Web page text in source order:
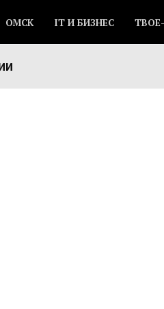
ОМСК IT И БИЗНЕС